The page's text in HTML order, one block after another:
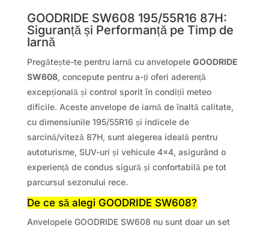
GOODRIDE SW608 195/55R16 87H:
Siguranță și Performanță pe Timp de
Iarnă
Pregătește-te pentru iarnă cu anvelopele GOODRIDE
SW608, concepute pentru a-ți oferi aderență
excepțională și control sporit în condiții meteo
dificile. Aceste anvelope de iarnă de înaltă calitate,
cu dimensiunile 195/55R16 și indicele de
sarcină/viteză 87H, sunt alegerea ideală pentru
autoturisme, SUV-uri și vehicule 4×4, asigurând o
experiență de condus sigură și confortabilă pe tot
parcursul sezonului rece.
De ce să alegi GOODRIDE SW608?
Anvelopele GOODRIDE SW608 nu sunt doar un set